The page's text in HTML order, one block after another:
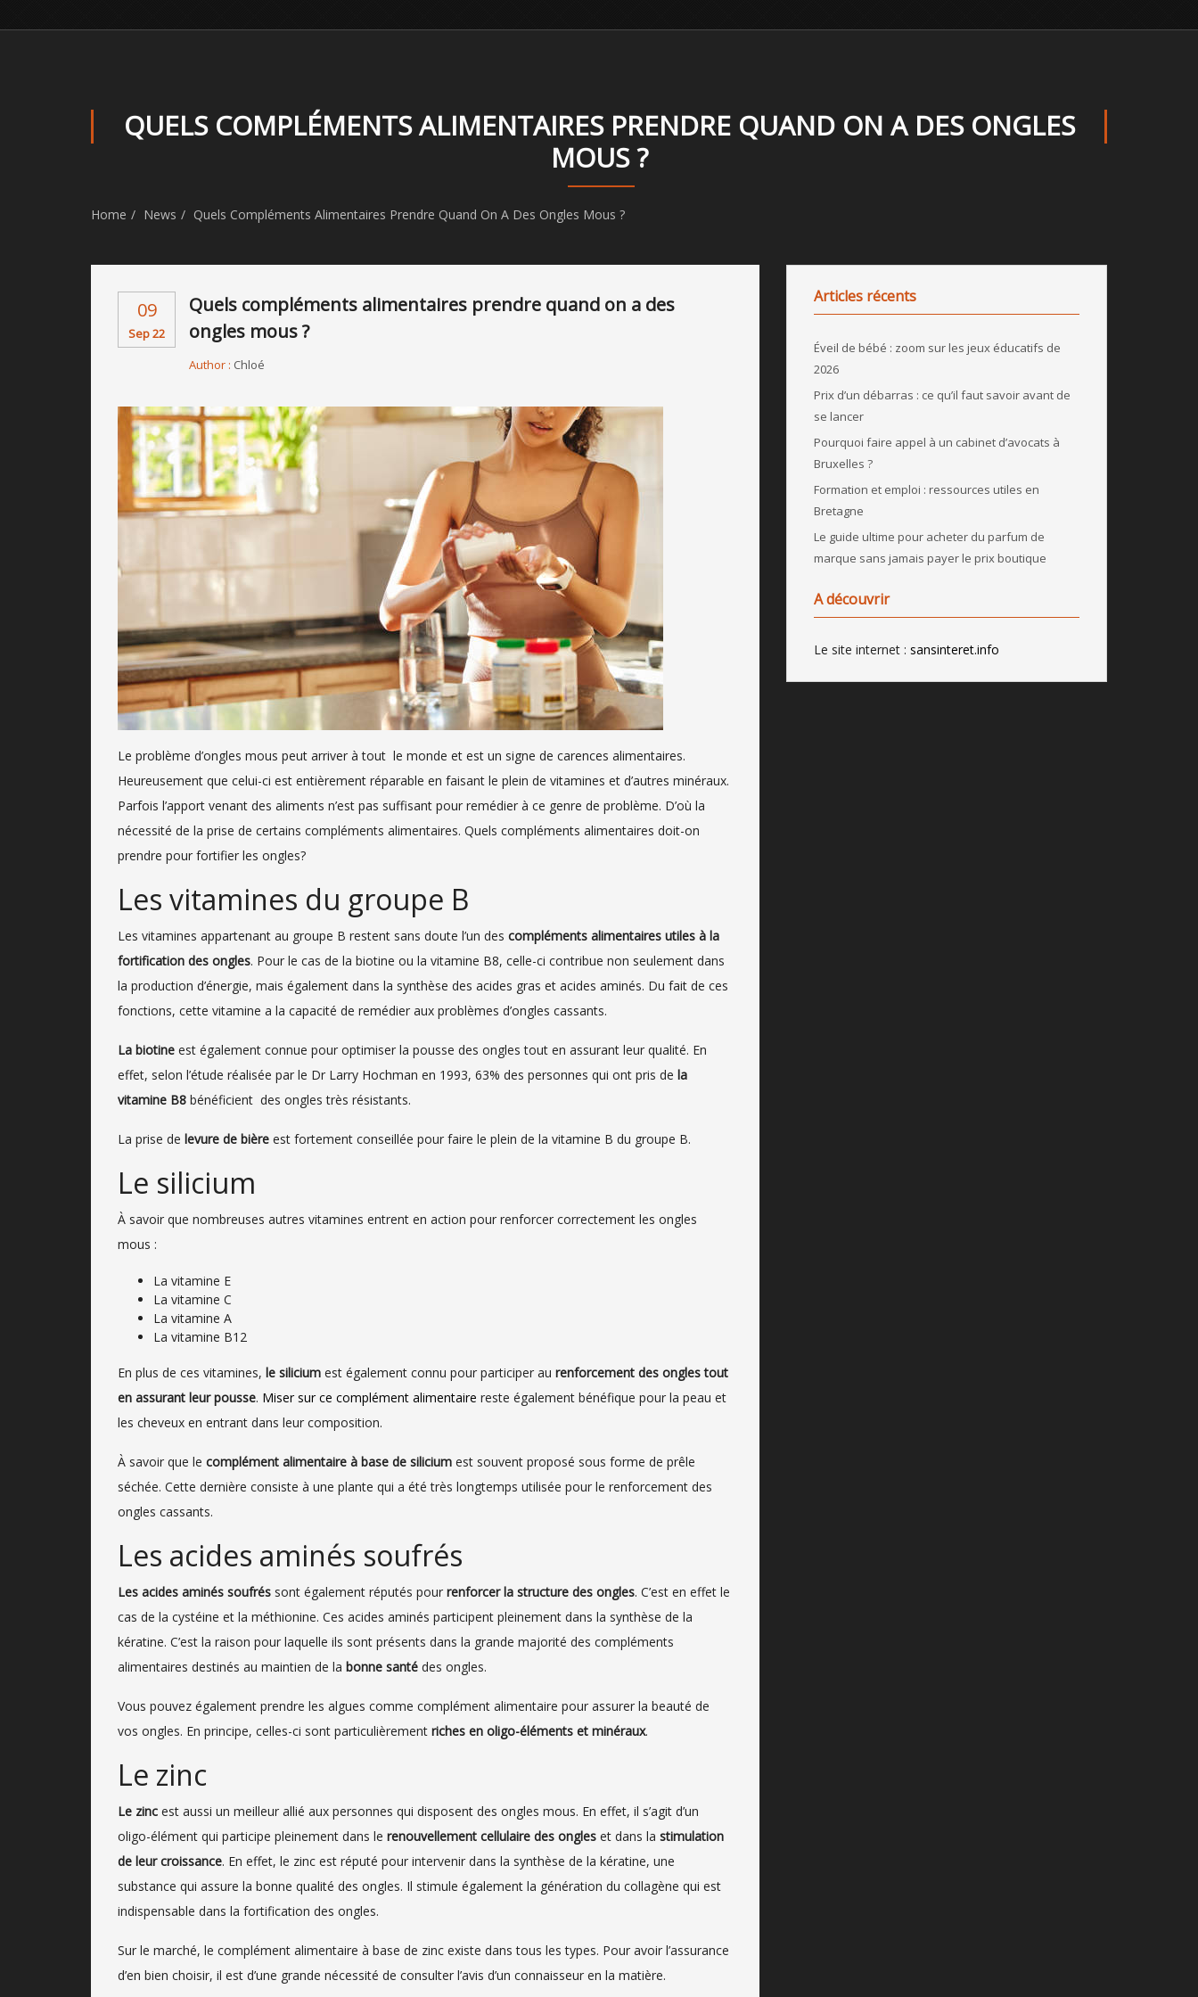
QUELS COMPLÉMENTS ALIMENTAIRES PRENDRE QUAND ON A DES ONGLES
MOUS ?
Home News Quels Compléments Alimentaires Prendre Quand On A Des Ongles Mous ?
09
Sep 22
Quels compléments alimentaires prendre quand on a des
ongles mous ?
Author : Chloé
Le problème d’ongles mous peut arriver à tout le monde et est un signe de carences alimentaires.
Heureusement que celui-ci est entièrement réparable en faisant le plein de vitamines et d’autres minéraux.
Parfois l’apport venant des aliments n’est pas suffisant pour remédier à ce genre de problème. D’où la
nécessité de la prise de certains compléments alimentaires. Quels compléments alimentaires doit-on
prendre pour fortifier les ongles?
Les vitamines du groupe B
Les vitamines appartenant au groupe B restent sans doute l’un des compléments alimentaires utiles à la
fortification des ongles. Pour le cas de la biotine ou la vitamine B8, celle-ci contribue non seulement dans
la production d’énergie, mais également dans la synthèse des acides gras et acides aminés. Du fait de ces
fonctions, cette vitamine a la capacité de remédier aux problèmes d’ongles cassants.
La biotine est également connue pour optimiser la pousse des ongles tout en assurant leur qualité. En
effet, selon l’étude réalisée par le Dr Larry Hochman en 1993, 63% des personnes qui ont pris de la
vitamine B8 bénéficient des ongles très résistants.
La prise de levure de bière est fortement conseillée pour faire le plein de la vitamine B du groupe B.
Le silicium
À savoir que nombreuses autres vitamines entrent en action pour renforcer correctement les ongles
mous :
La vitamine E
La vitamine C
La vitamine A
La vitamine B12
En plus de ces vitamines, le silicium est également connu pour participer au renforcement des ongles tout
en assurant leur pousse. Miser sur ce complément alimentaire reste également bénéfique pour la peau et
les cheveux en entrant dans leur composition.
À savoir que le complément alimentaire à base de silicium est souvent proposé sous forme de prêle
séchée. Cette dernière consiste à une plante qui a été très longtemps utilisée pour le renforcement des
ongles cassants.
Les acides aminés soufrés
Les acides aminés soufrés sont également réputés pour renforcer la structure des ongles. C’est en effet le
cas de la cystéine et la méthionine. Ces acides aminés participent pleinement dans la synthèse de la
kératine. C’est la raison pour laquelle ils sont présents dans la grande majorité des compléments
alimentaires destinés au maintien de la bonne santé des ongles.
Vous pouvez également prendre les algues comme complément alimentaire pour assurer la beauté de
vos ongles. En principe, celles-ci sont particulièrement riches en oligo-éléments et minéraux.
Le zinc
Le zinc est aussi un meilleur allié aux personnes qui disposent des ongles mous. En effet, il s’agit d’un
oligo-élément qui participe pleinement dans le renouvellement cellulaire des ongles et dans la stimulation
de leur croissance. En effet, le zinc est réputé pour intervenir dans la synthèse de la kératine, une
substance qui assure la bonne qualité des ongles. Il stimule également la génération du collagène qui est
indispensable dans la fortification des ongles.
Sur le marché, le complément alimentaire à base de zinc existe dans tous les types. Pour avoir l’assurance
d’en bien choisir, il est d’une grande nécessité de consulter l’avis d’un connaisseur en la matière.
Articles récents
Éveil de bébé : zoom sur les jeux éducatifs de
2026
Prix d’un débarras : ce qu’il faut savoir avant de
se lancer
Pourquoi faire appel à un cabinet d’avocats à
Bruxelles ?
Formation et emploi : ressources utiles en
Bretagne
Le guide ultime pour acheter du parfum de
marque sans jamais payer le prix boutique
A découvrir
Le site internet : sansinteret.info